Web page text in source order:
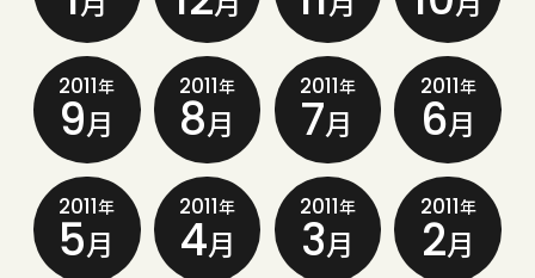
2011年
9月
2011年
8月
2011年
7月
2011年
6月
2011年
5月
2011年
4月
2011年
3月
2011年
2月